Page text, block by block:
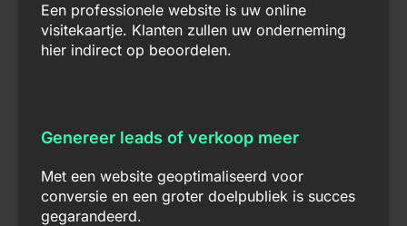
Een professionele website is uw online
visitekaartje. Klanten zullen uw onderneming
hier indirect op beoordelen.
Genereer leads of verkoop meer
Met een website geoptimaliseerd voor
conversie en een groter doelpubliek is succes
gegarandeerd.